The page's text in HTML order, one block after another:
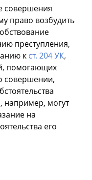
совершения
право возбудить
преступления,
к ст. 204 УК,
помогающих
совершении,
например, могут
на
его